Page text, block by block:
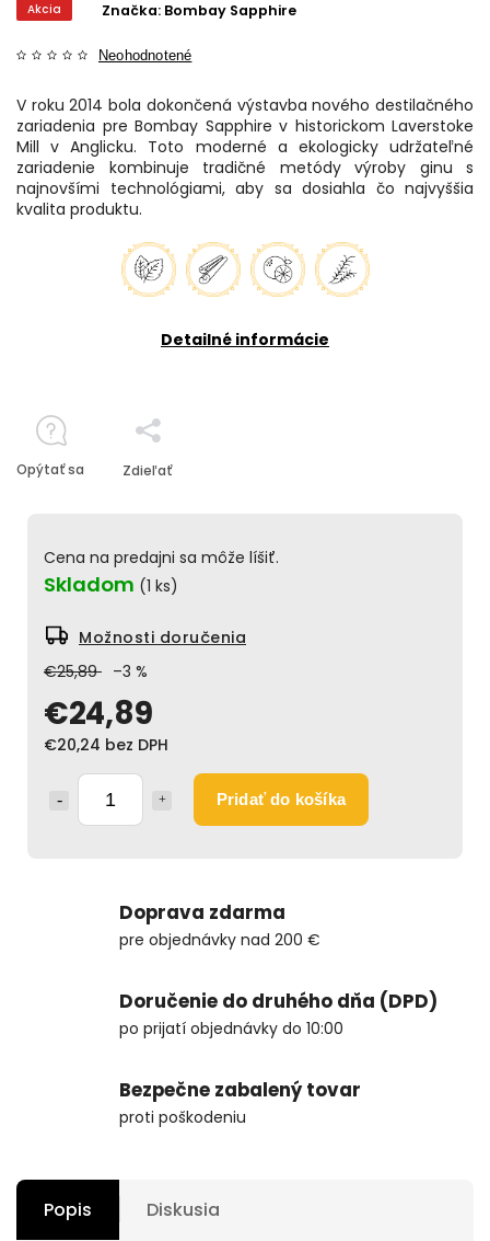
Akcia
Neohodnotené
Značka: Bombay Sapphire
€25,89 –3 %
€24,89
€20,24 bez DPH
Pridať do košíka
Cena na predajni sa môže líšiť.
Skladom (1 ks)
Možnosti doručenia
V roku 2014 bola dokončená výstavba nového destilačného
zariadenia pre Bombay Sapphire v historickom Laverstoke
Mill v Anglicku. Toto moderné a ekologicky udržateľné
zariadenie kombinuje tradičné metódy výroby ginu s
najnovšími technológiami, aby sa dosiahla čo najvyššia
kvalita produktu.
Detailné informácie
Opýtať sa Zdieľať
Doprava zdarma
pre objednávky nad 200 €
Doručenie do druhého dňa (DPD)
po prijatí objednávky do 10:00
Bezpečne zabalený tovar
proti poškodeniu
Popis Diskusia